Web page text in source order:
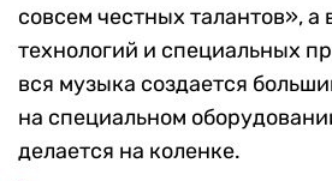
совсем честных талантов»,
технологий и специальных
вся музыка создается
на специальном
делается на коленке.